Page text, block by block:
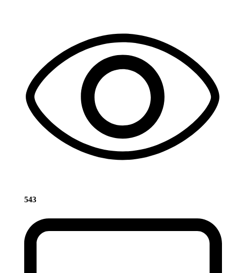
543